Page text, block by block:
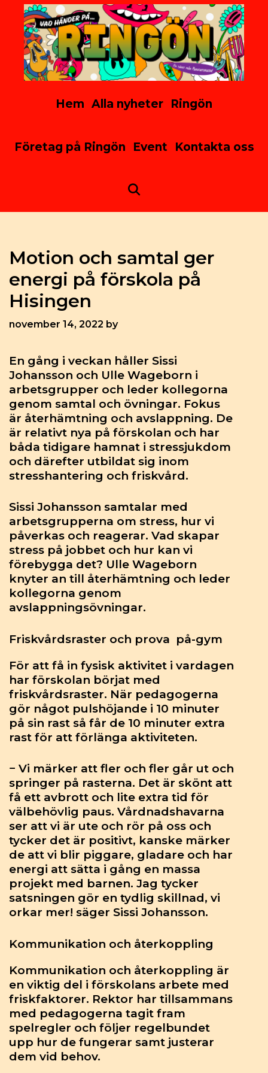
Skip
content
Hem Alla nyheter Ringön
Företag på Ringön Event Kontakta oss
Motion och samtal ger
energi på förskola på
Hisingen
november 14, 2022 by
En gång i veckan håller Sissi
Johansson och Ulle Wageborn i
arbetsgrupper och leder kollegorna
genom samtal och övningar. Fokus
är återhämtning och avslappning. De
är relativt nya på förskolan och har
båda tidigare hamnat i stressjukdom
och därefter utbildat sig inom
stresshantering och friskvård.
Sissi Johansson samtalar med
arbetsgrupperna om stress, hur vi
påverkas och reagerar. Vad skapar
stress på jobbet och hur kan vi
förebygga det? Ulle Wageborn
knyter an till återhämtning och leder
kollegorna genom
avslappningsövningar.
Friskvårdsraster och prova på-gym
För att få in fysisk aktivitet i vardagen
har förskolan börjat med
friskvårdsraster. När pedagogerna
gör något pulshöjande i 10 minuter
på sin rast så får de 10 minuter extra
rast för att förlänga aktiviteten.
− Vi märker att fler och fler går ut och
springer på rasterna. Det är skönt att
få ett avbrott och lite extra tid för
välbehövlig paus. Vårdnadshavarna
ser att vi är ute och rör på oss och
tycker det är positivt, kanske märker
de att vi blir piggare, gladare och har
energi att sätta i gång en massa
projekt med barnen. Jag tycker
satsningen gör en tydlig skillnad, vi
orkar mer! säger Sissi Johansson.
Kommunikation och återkoppling
Kommunikation och återkoppling är
en viktig del i förskolans arbete med
friskfaktorer. Rektor har tillsammans
med pedagogerna tagit fram
spelregler och följer regelbundet
upp hur de fungerar samt justerar
dem vid behov.